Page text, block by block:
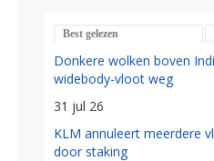
Best gelezen
Donkere wolken boven
widebody-vloot weg
31 jul 26
KLM annuleert meerdere
door staking